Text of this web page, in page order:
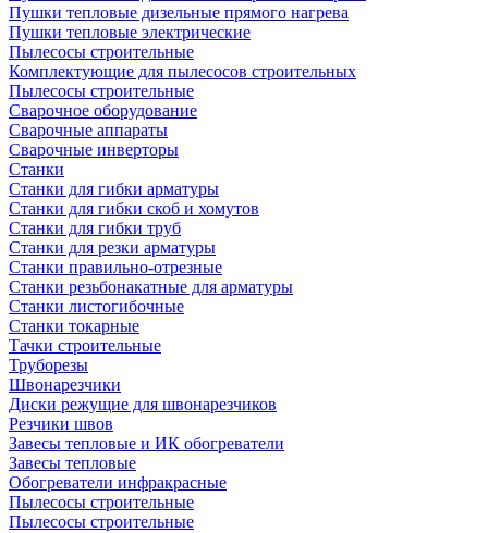
Пушки тепловые дизельные прямого нагрева
Пушки тепловые электрические
Пылесосы строительные
Комплектующие для пылесосов строительных
Пылесосы строительные
Сварочное оборудование
Сварочные аппараты
Сварочные инверторы
Станки
Станки для гибки арматуры
Станки для гибки скоб и хомутов
Станки для гибки труб
Станки для резки арматуры
Станки правильно-отрезные
Станки резьбонакатные для арматуры
Станки листогибочные
Станки токарные
Тачки строительные
Труборезы
Швонарезчики
Диски режущие для швонарезчиков
Резчики швов
Завесы тепловые и ИК обогреватели
Завесы тепловые
Обогреватели инфракрасные
Пылесосы строительные
Пылесосы строительные